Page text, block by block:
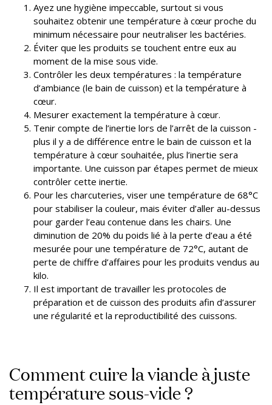
Ayez une hygiène impeccable, surtout si vous
souhaitez obtenir une température à cœur proche du
minimum nécessaire pour neutraliser les bactéries.
Éviter que les produits se touchent entre eux au
moment de la mise sous vide.
Contrôler les deux températures : la température
d’ambiance (le bain de cuisson) et la température à
cœur.
Mesurer exactement la température à cœur.
Tenir compte de l’inertie lors de l’arrêt de la cuisson -
plus il y a de différence entre le bain de cuisson et la
température à cœur souhaitée, plus l’inertie sera
importante. Une cuisson par étapes permet de mieux
contrôler cette inertie.
Pour les charcuteries, viser une température de 68°C
pour stabiliser la couleur, mais éviter d’aller au-dessus
pour garder l’eau contenue dans les chairs. Une
diminution de 20% du poids lié à la perte d’eau a été
mesurée pour une température de 72°C, autant de
perte de chiffre d’affaires pour les produits vendus au
kilo.
Il est important de travailler les protocoles de
préparation et de cuisson des produits afin d’assurer
une régularité et la reproductibilité des cuissons.
Comment cuire la viande à juste
température sous-vide ?